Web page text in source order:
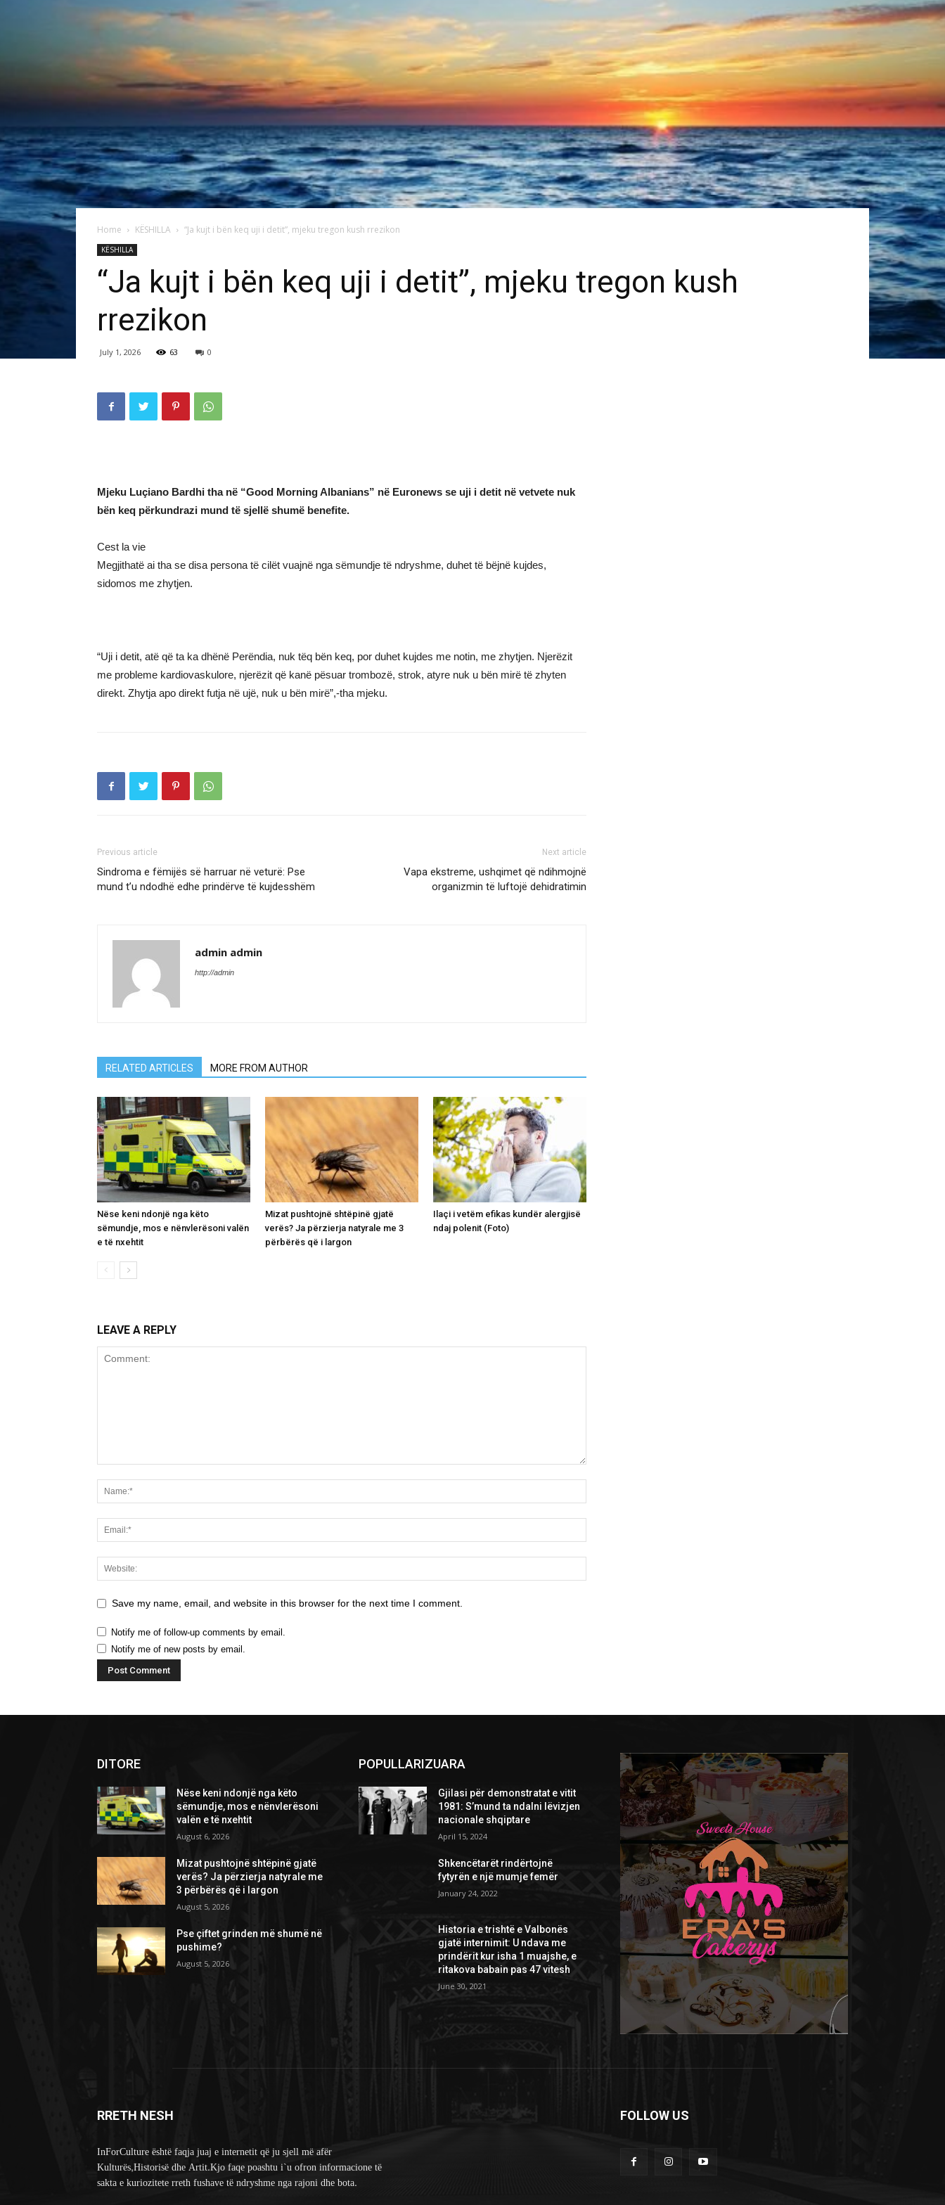
Home KËSHILLA “Ja kujt i bën keq uji i detit”, mjeku tregon kush rrezikon
KËSHILLA
“Ja kujt i bën keq uji i detit”, mjeku tregon kush
rrezikon
July 1, 2026 63 0
Mjeku Luçiano Bardhi tha në “Good Morning Albanians” në Euronews se uji i detit në vetvete nuk
bën keq përkundrazi mund të sjellë shumë benefite.
Cest la vie
Megjithatë ai tha se disa persona të cilët vuajnë nga sëmundje të ndryshme, duhet të bëjnë kujdes,
sidomos me zhytjen.
“Uji i detit, atë që ta ka dhënë Perëndia, nuk tëq bën keq, por duhet kujdes me notin, me zhytjen. Njerëzit
me probleme kardiovaskulore, njerëzit që kanë pësuar trombozë, strok, atyre nuk u bën mirë të zhyten
direkt. Zhytja apo direkt futja në ujë, nuk u bën mirë”,-tha mjeku.
Previous article
Sindroma e fëmijës së harruar në veturë: Pse
mund t’u ndodhë edhe prindërve të kujdesshëm
Next article
Vapa ekstreme, ushqimet që ndihmojnë
organizmin të luftojë dehidratimin
admin admin
http://admin
RELATED ARTICLES MORE FROM AUTHOR
Nëse keni ndonjë nga këto
sëmundje, mos e nënvlerësoni valën
e të nxehtit
Mizat pushtojnë shtëpinë gjatë
verës? Ja përzierja natyrale me 3
përbërës që i largon
Ilaçi i vetëm efikas kundër alergjisë
ndaj polenit (Foto)
LEAVE A REPLY
Save my name, email, and website in this browser for the next time I comment.
Notify me of follow-up comments by email.
Notify me of new posts by email.
DITORE
Nëse keni ndonjë nga këto
sëmundje, mos e nënvlerësoni
valën e të nxehtit
August 6, 2026
Mizat pushtojnë shtëpinë gjatë
verës? Ja përzierja natyrale me
3 përbërës që i largon
August 5, 2026
Pse çiftet grinden më shumë në
pushime?
August 5, 2026
POPULLARIZUARA
Gjilasi për demonstratat e vitit
1981: S’mund ta ndalni lëvizjen
nacionale shqiptare
April 15, 2024
Shkencëtarët rindërtojnë
fytyrën e një mumje femër
January 24, 2022
Historia e trishtë e Valbonës
gjatë internimit: U ndava me
prindërit kur isha 1 muajshe, e
ritakova babain pas 47 vitesh
June 30, 2021
RRETH NESH
InForCulture është faqja juaj e internetit që ju sjell më afër
Kulturës,Historisë dhe Artit.Kjo faqe poashtu i`u ofron informacione të
sakta e kuriozitete rreth fushave të ndryshme nga rajoni dhe bota.
FOLLOW US